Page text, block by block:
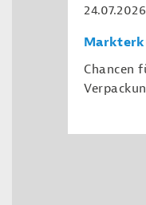
24.07.2026
Chancen